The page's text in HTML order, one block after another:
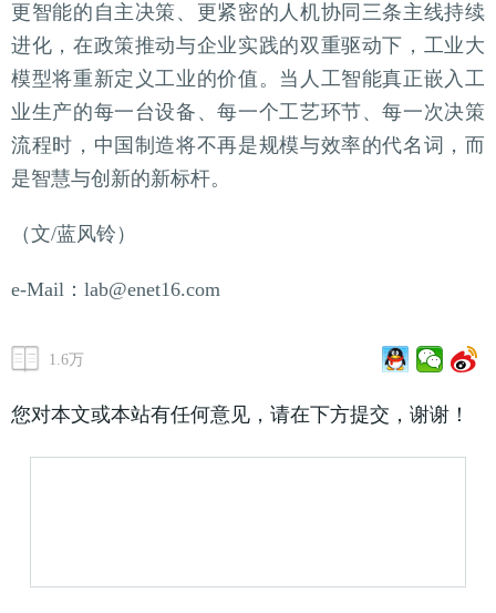
更智能的自主决策、更紧密的人机协同三条主线持续
进化，在政策推动与企业实践的双重驱动下，工业大
模型将重新定义工业的价值。当人工智能真正嵌入工
业生产的每一台设备、每一个工艺环节、每一次决策
流程时，中国制造将不再是规模与效率的代名词，而
是智慧与创新的新标杆。
（文/蓝风铃）
e-Mail：lab@enet16.com
1.6万
您对本文或本站有任何意见，请在下方提交，谢谢！